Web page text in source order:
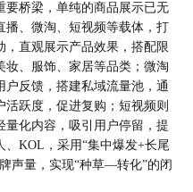
要桥梁，单纯的商品展示已无
播、微淘、短视频等载体，打
直观展示产品效果，搭配限
妆、服饰、家居等品类；微淘
反馈，搭建私域流量池，通
跃度，促进复购；短视频则
化内容，吸引用户停留，提
KOL，采用“集中爆发+长尾
声量，实现“种草—转化”的闭